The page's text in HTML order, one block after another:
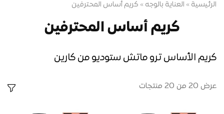
الرئيسية » العناية بالوجه » كريم أساس المحترفين
كريم أساس المحترفين
كريم الأساس ترو ماتش ستوديو من كارين
عرض من 20 منتجات